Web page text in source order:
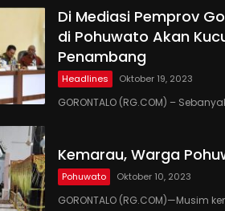
Di Mediasi Pemprov
di Pohuwato Akan
Penambang
Headlines Oktober 19, 2023
GORONTALO (RG.COM) –
Kemarau, Warga
Pohuwato Oktober 10, 2023
GORONTALO